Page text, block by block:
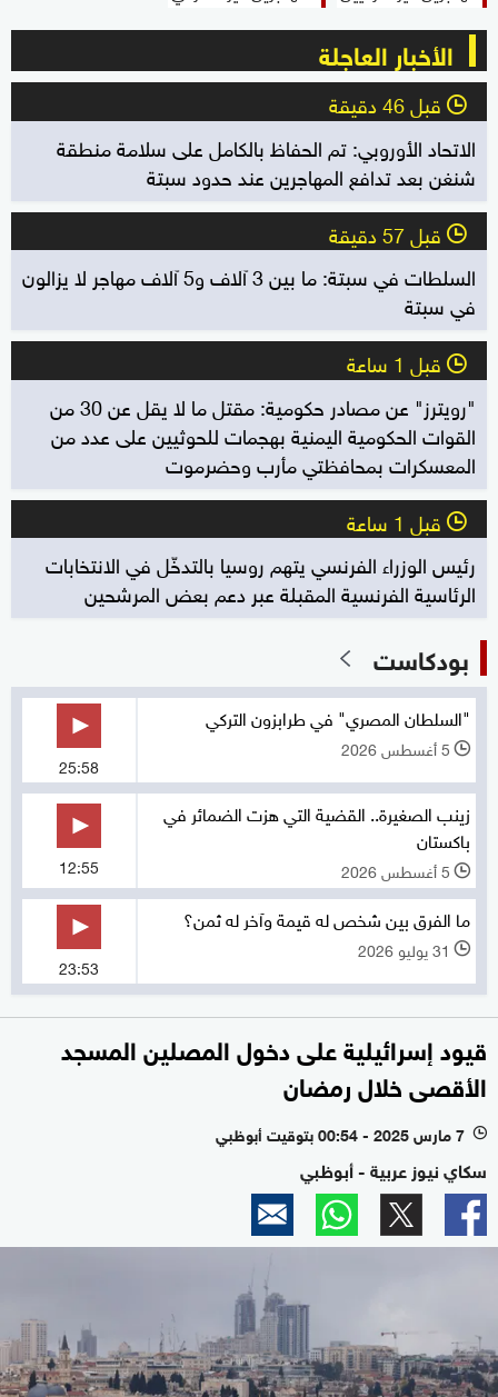
الأخبار العاجلة
l قبل 46 دقيقة
الاتحاد الأوروبي: تم الحفاظ بالكامل على سلامة منطقة
شنغن بعد تدافع المهاجرين عند حدود سبتة
l قبل 57 دقيقة
السلطات في سبتة: ما بين 3 آلاف و5 آلاف مهاجر لا يزالون
في سبتة
l قبل 1 ساعة
"رويترز" عن مصادر حكومية: مقتل ما لا يقل عن 30 من
القوات الحكومية اليمنية بهجمات للحوثيين على عدد من
المعسكرات بمحافظتي مأرب وحضرموت
l قبل 1 ساعة
رئيس الوزراء الفرنسي يتهم روسيا بالتدخّل في الانتخابات
الرئاسية الفرنسية المقبلة عبر دعم بعض المرشحين
بودكاست
"السلطان المصري" في طرابزون التركي
l 5 أغسطس 2026
25:58
زينب الصغيرة.. القضية التي هزت الضمائر في
باكستان
l 5 أغسطس 2026 12:55
ما الفرق بين شخص له قيمة وآخر له ثمن؟
l 31 يوليو 2026
23:53
قيود إسرائيلية على دخول المصلين المسجد
الأقصى خلال رمضان
l 7 مارس 2025 - 00:54 بتوقيت أبوظبي
سكاي نيوز عربية - أبوظبي